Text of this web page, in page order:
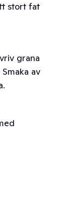
stort fat
grana
av